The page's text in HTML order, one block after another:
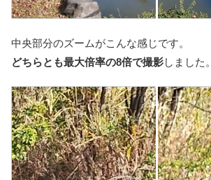
中央部分のズームがこんな感じです。
どちらとも最大倍率の8倍で撮影しました。